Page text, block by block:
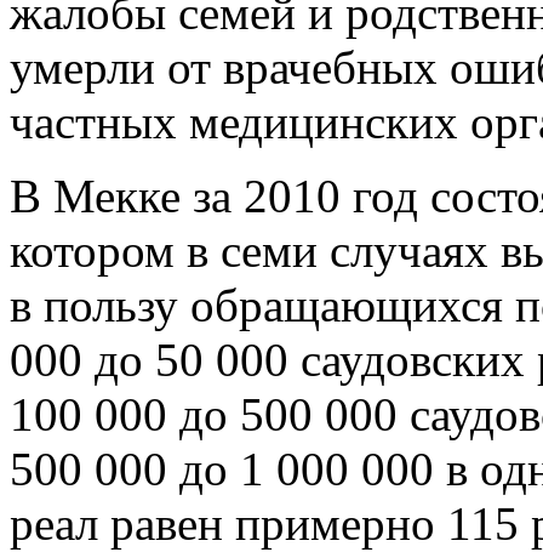
жалобы семей и
умерли от врачебных
частных медицинских
В Мекке за 2010 год
котором в семи случаях
в пользу обращающихся
000 до 50 000 саудовских
100 000 до 500 000
500 000 до 1 000 000 в
реал равен примерно 115